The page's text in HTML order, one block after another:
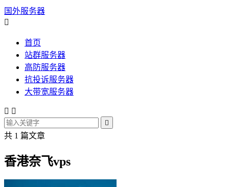
国外服务器

首页
站群服务器
高防服务器
抗投诉服务器
大带宽服务器
 

共 1 篇文章
香港奈飞vps